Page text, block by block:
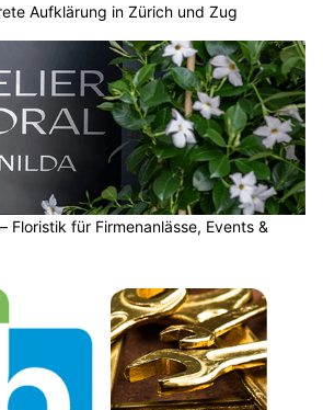
Aufklärung in Zürich und Zug
Floristik für Firmenanlässe, Events &